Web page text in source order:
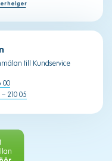
helger
till Kundservice
00
– 210 05